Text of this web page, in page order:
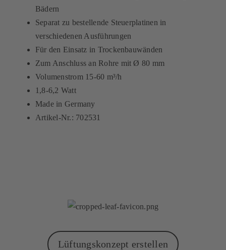
Bädern
Separat zu bestellende Steuerplatinen in
verschiedenen Ausführungen
Für den Einsatz in Trockenbauwänden
Zum Anschluss an Rohre mit Ø 80 mm
Volumenstrom 15-60 m³/h
1,8-6,2 Watt
Made in Germany
Artikel-Nr.: 702531
Lüftungskonzept erstellen